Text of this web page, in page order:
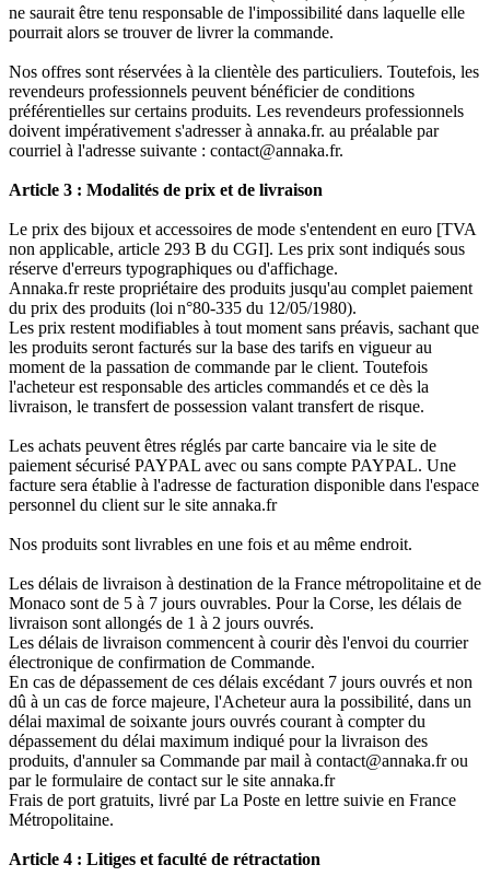
ne saurait être tenu responsable de l'impossibilité dans laquelle elle
pourrait alors se trouver de livrer la commande.
Nos offres sont réservées à la clientèle des particuliers. Toutefois, les
revendeurs professionnels peuvent bénéficier de conditions
préférentielles sur certains produits. Les revendeurs professionnels
doivent impérativement s'adresser à annaka.fr. au préalable par
courriel à l'adresse suivante : contact@annaka.fr.
Article 3 : Modalités de prix et de livraison
Le prix des bijoux et accessoires de mode s'entendent en euro [TVA
non applicable, article 293 B du CGI]. Les prix sont indiqués sous
réserve d'erreurs typographiques ou d'affichage.
Annaka.fr reste propriétaire des produits jusqu'au complet paiement
du prix des produits (loi n°80-335 du 12/05/1980).
Les prix restent modifiables à tout moment sans préavis, sachant que
les produits seront facturés sur la base des tarifs en vigueur au
moment de la passation de commande par le client. Toutefois
l'acheteur est responsable des articles commandés et ce dès la
livraison, le transfert de possession valant transfert de risque.
Les achats peuvent êtres réglés par carte bancaire via le site de
paiement sécurisé PAYPAL avec ou sans compte PAYPAL. Une
facture sera établie à l'adresse de facturation disponible dans l'espace
personnel du client sur le site annaka.fr
Nos produits sont livrables en une fois et au même endroit.
Les délais de livraison à destination de la France métropolitaine et de
Monaco sont de 5 à 7 jours ouvrables. Pour la Corse, les délais de
livraison sont allongés de 1 à 2 jours ouvrés.
Les délais de livraison commencent à courir dès l'envoi du courrier
électronique de confirmation de Commande.
En cas de dépassement de ces délais excédant 7 jours ouvrés et non
dû à un cas de force majeure, l'Acheteur aura la possibilité, dans un
délai maximal de soixante jours ouvrés courant à compter du
dépassement du délai maximum indiqué pour la livraison des
produits, d'annuler sa Commande par mail à contact@annaka.fr ou
par le formulaire de contact sur le site annaka.fr
Frais de port gratuits, livré par La Poste en lettre suivie en France
Métropolitaine.
Article 4 : Litiges et faculté de rétractation